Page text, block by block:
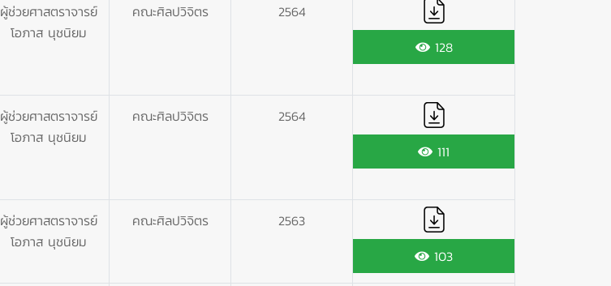
ผู้ช่วยศาสตราจารย์
โอภาส นุชนิยม
คณะศิลปวิจิตร
2564
128
ผู้ช่วยศาสตราจารย์
โอภาส นุชนิยม
คณะศิลปวิจิตร
2564
111
ผู้ช่วยศาสตราจารย์
โอภาส นุชนิยม
คณะศิลปวิจิตร
2563
103